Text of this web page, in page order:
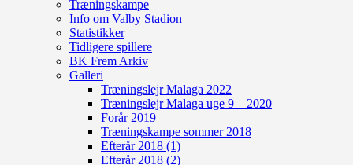
Træningskampe
Info om Valby Stadion
Statistikker
Tidligere spillere
BK Frem Arkiv
Galleri
Træningslejr Malaga 2022
Træningslejr Malaga uge 9 – 2020
Forår 2019
Træningskampe sommer 2018
Efterår 2018 (1)
Efterår 2018 (2)